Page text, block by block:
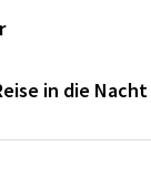
in die Nacht